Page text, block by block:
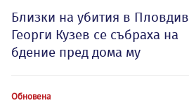
Близки на убития в Пловдив
Георги Кузев се събраха на
бдение пред дома му
Обновена